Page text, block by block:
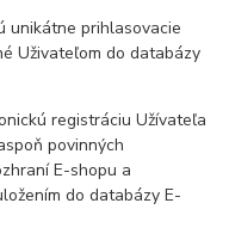
unikátne prihlasovacie
Uživateľom do databázy
registráciu Užívateľa
povinných
E-shopu a
do databázy E-